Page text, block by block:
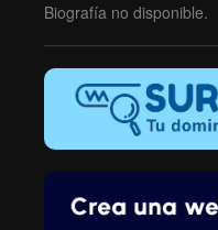
Biografía no disponible.